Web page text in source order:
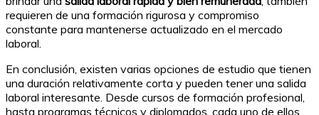
requieren de una formación rigurosa y compromiso
constante para mantenerse actualizado en el mercado
laboral.
En conclusión, existen varias opciones de estudio que tienen
una duración relativamente corta y pueden tener una salida
laboral interesante. Desde cursos de formación profesional,
hasta programas técnicos y diplomados, cada uno de ellos